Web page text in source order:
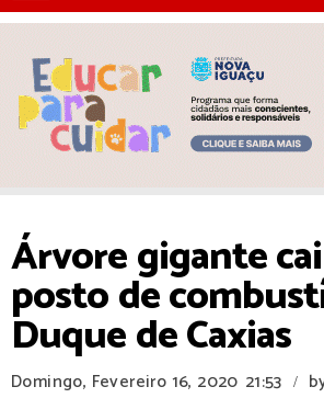
Árvore gigante
posto de
Duque de Caxias
Domingo, Fevereiro 16, 2020 21:53 /